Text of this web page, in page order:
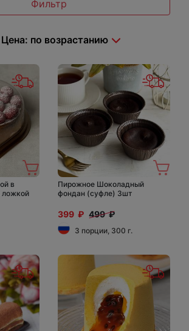
Фильтр
в
ложкой
Пирожное Шоколадный
фондан (суфле) 3шт
399 ₽ 499 ₽
3 порции, 300 г.